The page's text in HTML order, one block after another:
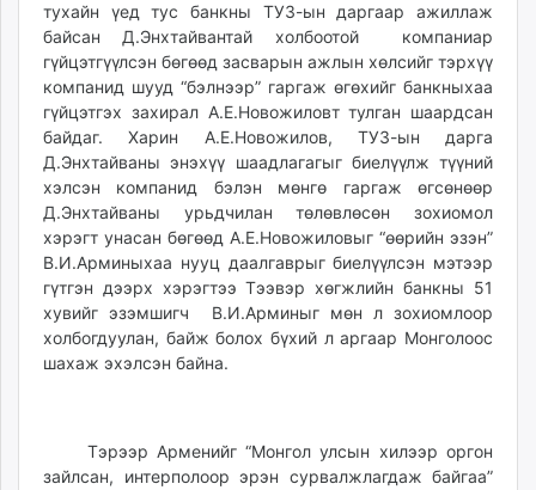
тухайн үед тус банкны ТУЗ-ын даргаар ажиллаж
байсан Д.Энхтайвантай холбоотой компаниар
гүйцэтгүүлсэн бөгөөд засварын ажлын хөлсийг тэрхүү
компанид шууд “бэлнээр” гаргаж өгөхийг банкныхаа
гүйцэтгэх захирал А.Е.Новожиловт тулган шаардсан
байдаг. Харин А.Е.Новожилов, ТУЗ-ын дарга
Д.Энхтайваны энэхүү шаадлагагыг биелүүлж түүний
хэлсэн компанид бэлэн мөнгө гаргаж өгсөнөөр
Д.Энхтайваны урьдчилан төлөвлөсөн зохиомол
хэрэгт унасан бөгөөд А.Е.Новожиловыг “өөрийн эзэн”
В.И.Арминыхаа нууц даалгаврыг биелүүлсэн мэтээр
гүтгэн дээрх хэрэгтээ Тээвэр хөгжлийн банкны 51
хувийг эзэмшигч В.И.Арминыг мөн л зохиомлоор
холбогдуулан, байж болох бүхий л аргаар Монголоос
шахаж эхэлсэн байна.
Тэрээр Арменийг “Монгол улсын хилээр оргон
зайлсан, интерполоор эрэн сурвалжлагдаж байгаа”